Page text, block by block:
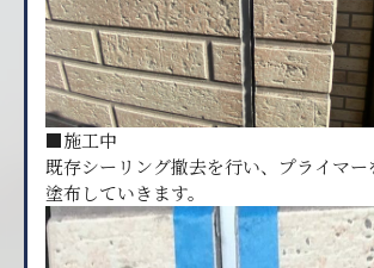
■施工中
既存シーリング撤去を行い、プライマー
塗布していきます。